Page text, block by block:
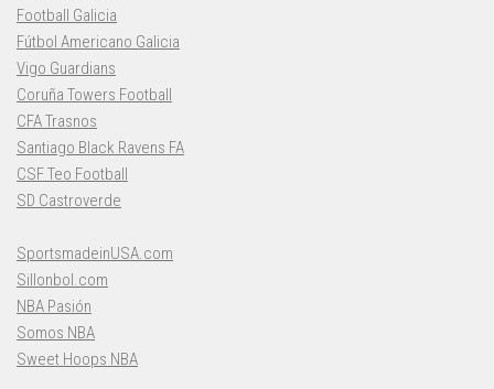
Football Galicia
Fútbol Americano Galicia
Vigo Guardians
Coruña Towers Football
CFA Trasnos
Santiago Black Ravens FA
CSF Teo Football
SD Castroverde
SportsmadeinUSA.com
Sillonbol.com
NBA Pasión
Somos NBA
Sweet Hoops NBA